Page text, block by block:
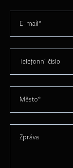
E-mail*
Telefonní číslo
Město*
Zpráva